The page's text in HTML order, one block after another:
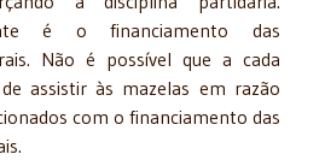
é o financiamento das
Não é possível que a cada
assistir às mazelas em razão
com o financiamento das